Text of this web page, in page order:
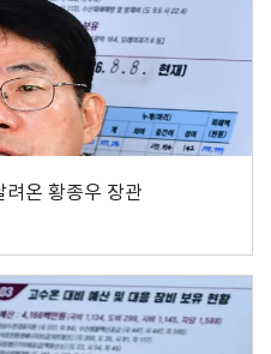
온 황종우 장관